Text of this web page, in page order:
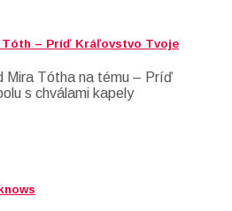
Tóth – Príď Kráľovstvo Tvoje
Mira Tótha na tému – Príď
s chválami kapely